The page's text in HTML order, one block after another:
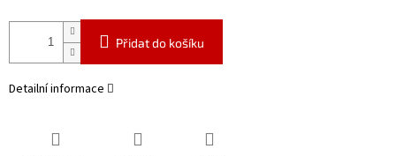
Přidat do košíku
Detailní informace